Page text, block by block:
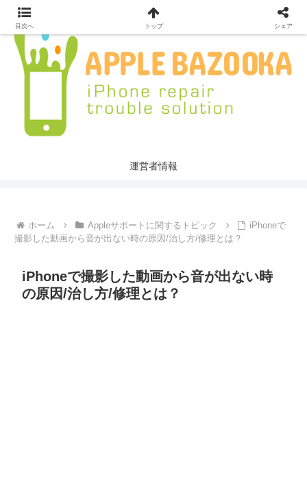
運営者情報
ホーム Appleサポートに関するトピック
iPhoneで
撮影した動画から音が出ない時の原因/治し方/修理とは？
iPhoneで撮影した動画から音が出ない時
の原因/治し方/修理とは？
目次へ トップ シェア